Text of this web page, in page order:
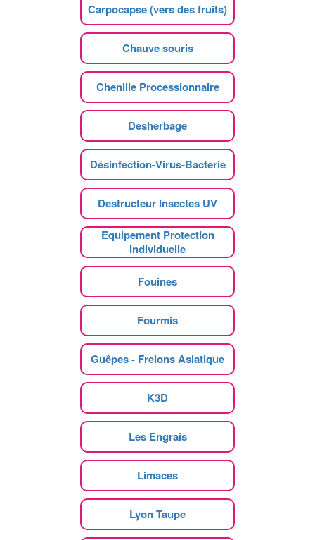
Carpocapse (vers des fruits)
Chauve souris
Chenille Processionnaire
Desherbage
Désinfection-Virus-Bacterie
Destructeur Insectes UV
Equipement Protection
Individuelle
Fouines
Fourmis
Guêpes - Frelons Asiatique
K3D
Les Engrais
Limaces
Lyon Taupe